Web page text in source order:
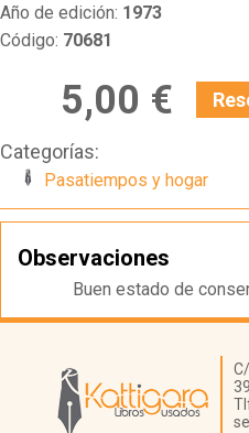
Año de edición: 1973
Código: 70681
5,00 €
Categorías:
Pasatiempos y hogar
Observaciones
Buen estado de
Librería Kattigara